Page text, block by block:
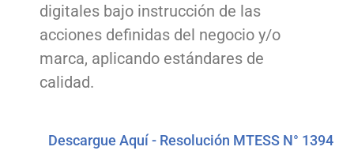
digitales bajo instrucción de las
acciones definidas del negocio y/o
marca, aplicando estándares de
calidad.
Descargue Aquí - Resolución MTESS N° 1394